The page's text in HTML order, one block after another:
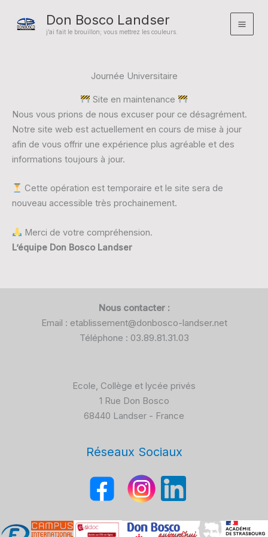
Don Bosco Landser
j’ai fait le brouillon; vous mettrez les couleurs.
Main
Journée Universitaire
Site en maintenance
Nous vous prions de nous excuser pour ce désagrément.
Notre site web est actuellement en cours de mise à jour
afin de vous offrir une expérience plus agréable et des
informations toujours à jour.
Cette opération est temporaire et le site sera de
nouveau accessible très prochainement.
Merci de votre compréhension.
L’équipe Don Bosco Landser
Nous contacter :
Email : etablissement@donbosco-landser.net
Téléphone : 03.89.81.31.03
Ecole, Collège et lycée privés
1 Rue Don Bosco
68440 Landser - France
Réseaux Sociaux